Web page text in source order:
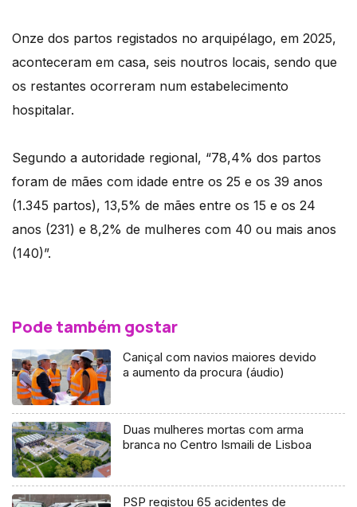
Onze dos partos registados no arquipélago, em 2025,
aconteceram em casa, seis noutros locais, sendo que
os restantes ocorreram num estabelecimento
hospitalar.
Segundo a autoridade regional, “78,4% dos partos
foram de mães com idade entre os 25 e os 39 anos
(1.345 partos), 13,5% de mães entre os 15 e os 24
anos (231) e 8,2% de mulheres com 40 ou mais anos
(140)”.
Pode também gostar
Caniçal com navios maiores devido
a aumento da procura (áudio)
Duas mulheres mortas com arma
branca no Centro Ismaili de Lisboa
PSP registou 65 acidentes de